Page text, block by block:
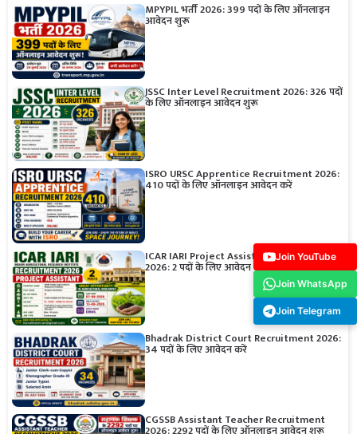
MPYPIL भर्ती 2026: 399 पदों के लिए ऑनलाइन
आवेदन शुरू
JSSC Inter Level Recruitment 2026: 326 पदों
के लिए ऑनलाइन आवेदन शुरू
ISRO URSC Apprentice Recruitment 2026:
410 पदों के लिए ऑनलाइन आवेदन करें
ICAR IARI Project Assistant Recruitment
2026: 2 पदों के लिए आवेदन करें
Bhadrak District Court Recruitment 2026:
34 पदों के लिए आवेदन करें
CGSSB Assistant Teacher Recruitment
Join YouTube
Join WhatsApp
Join Telegram